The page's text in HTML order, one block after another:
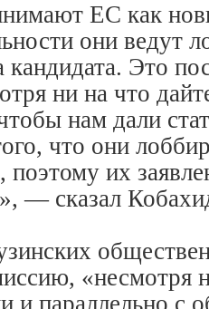
ЕС как
они ведут
кандидата. Это
ни на что
нам дали
что они
поэтому их
— сказал
«несмотря
и параллельно с